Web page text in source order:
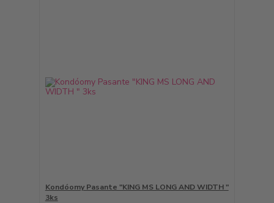
Kondóomy Pasante "KING MS LONG AND WIDTH "
3ks